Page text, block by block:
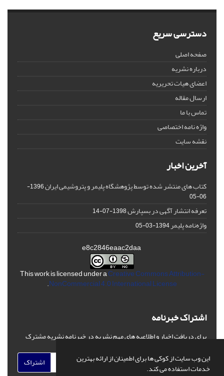
این وب سایت از کوکی ها برای اطمینان از ارائه بهترین
خدمات استفاده می کند.
دسترسی سریع
صفحه اصلی
درباره نشریه
اعضای هیات تحریریه
ارسال مقاله
تماس با ما
واژه نامه اختصاصی
نقشه سایت
آخرین اخبار
کتاب های منتشر شده توسط پژوهشگاه پلیمر و پتروشیمی ایران
1396-
06-05
تعرفه انتشار آگهی در بسپارش1398-07-14
واژه‌نامه پلیمر1394-03-05
This work is licensed under aCreative Commons Attribution-
NonCommercial 4.0 International License
.
اشتراک خبرنامه
برای دریافت اخبار و اطلاعیه های مهم نشریه در خبرنامه نشریه مشترک
اشتراک